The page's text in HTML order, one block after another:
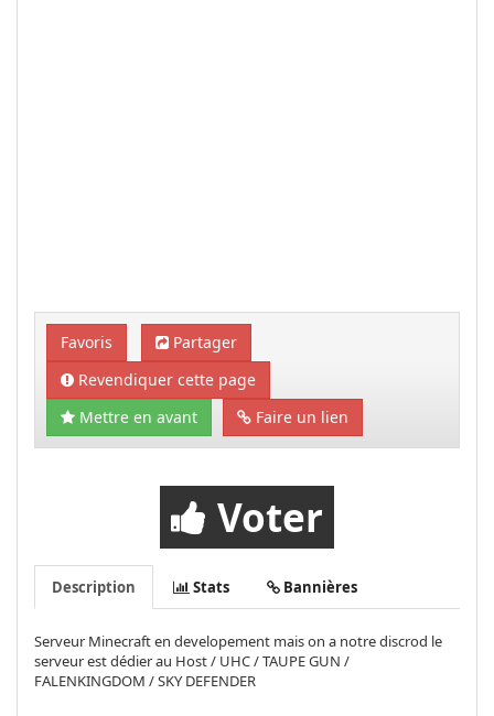
Favoris
Partager
Revendiquer cette page
Mettre en avant
Faire un lien
Voter
Description Stats Bannières
Serveur Minecraft en developement mais on a notre discrod le
serveur est dédier au Host / UHC / TAUPE GUN /
FALENKINGDOM / SKY DEFENDER